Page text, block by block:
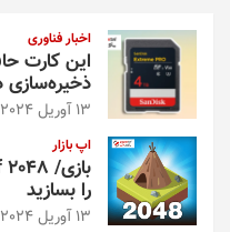
اخبار فناوری
ذخیره‌سازی
13 آوریل 2024
اپ بازار
را بسازید
13 آوریل 2024